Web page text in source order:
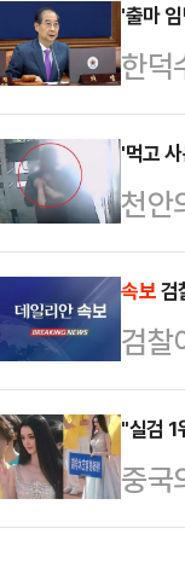
면
혐의
직
딸인
울중
울에
'출마
한덕
하러
대선
될
선언
닌가
대행
일
'먹고
천안
구속
인근
구속
에서
결과
제로
이 "
속보검
검찰
"실검 1
중국
등